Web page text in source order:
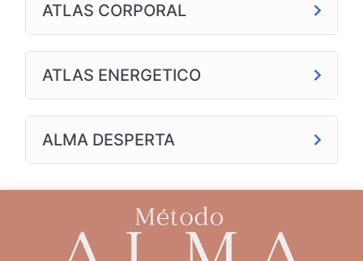
ATLAS CORPORAL
ATLAS ENERGETICO
ALMA DESPERTA